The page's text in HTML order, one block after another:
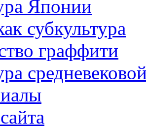
Японии
субкультура
граффити